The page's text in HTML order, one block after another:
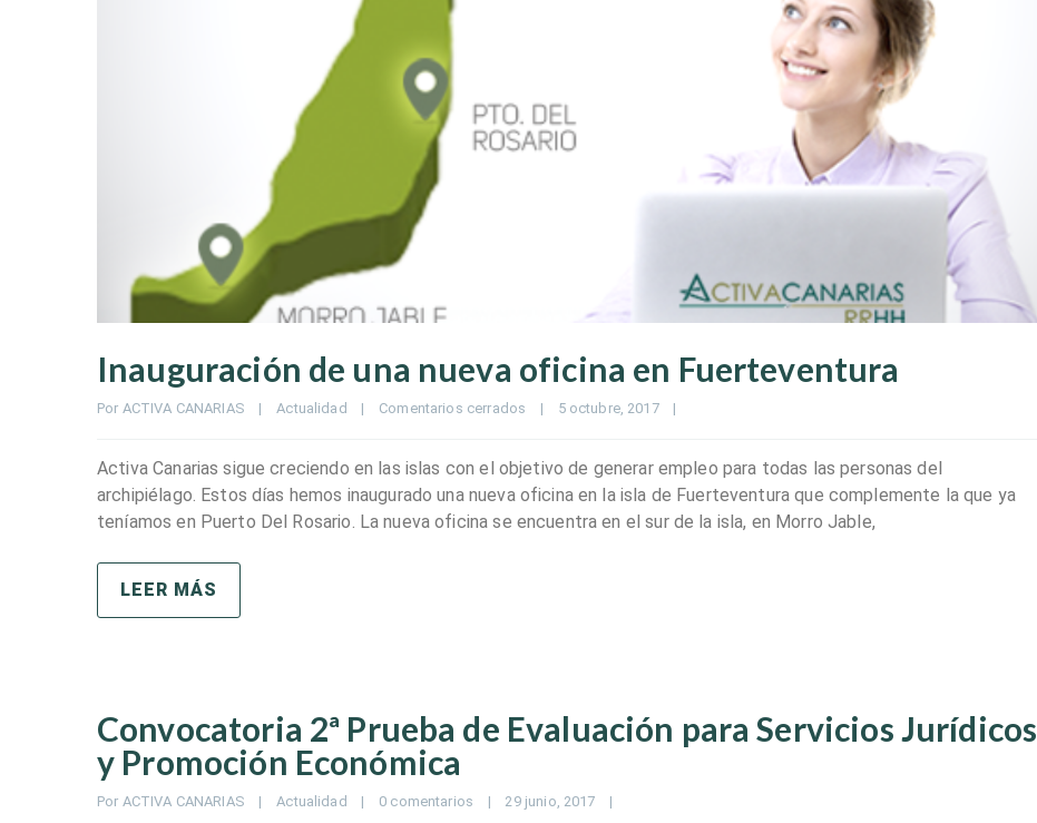
Inauguración de una nueva oficina en Fuerteventura
Por ACTIVA CANARIAS | Actualidad | Comentarios cerrados | 5 octubre, 2017 |
Activa Canarias sigue creciendo en las islas con el objetivo de generar empleo para todas las personas del
archipiélago. Estos días hemos inaugurado una nueva oficina en la isla de Fuerteventura que complemente la que ya
teníamos en Puerto Del Rosario. La nueva oficina se encuentra en el sur de la isla, en Morro Jable,
LEER MÁS
Convocatoria 2ª Prueba de Evaluación para Servicios Jurídicos
y Promoción Económica
Por ACTIVA CANARIAS | Actualidad | 0 comentarios | 29 junio, 2017 |